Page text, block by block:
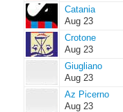
Catania
Catania
Aug 23
Crotone
Crotone
Aug 23
Giugliano
Giugliano
Aug 23
Az
Picerno
Az Picerno
Aug 23